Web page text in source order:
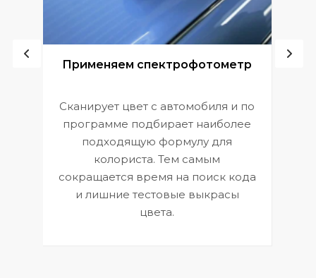
Применяем спектрофотометр
Сканирует цвет с автомобиля и по
программе подбирает наиболее
подходящую формулу для
колориста. Тем самым
сокращается время на поиск кода
и лишние тестовые выкрасы
цвета.